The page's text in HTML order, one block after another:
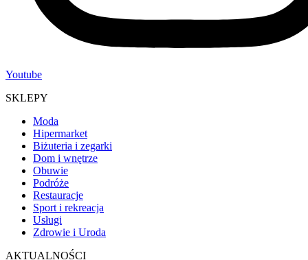
Youtube
SKLEPY
Moda
Hipermarket
Biżuteria i zegarki
Dom i wnętrze
Obuwie
Podróże
Restauracje
Sport i rekreacja
Usługi
Zdrowie i Uroda
AKTUALNOŚCI